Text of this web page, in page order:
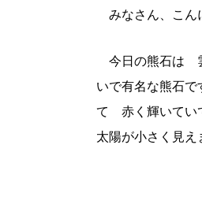
みなさん、こん
今日の熊石は
いで有名な熊石
て 赤く輝いてい
太陽が小さく見